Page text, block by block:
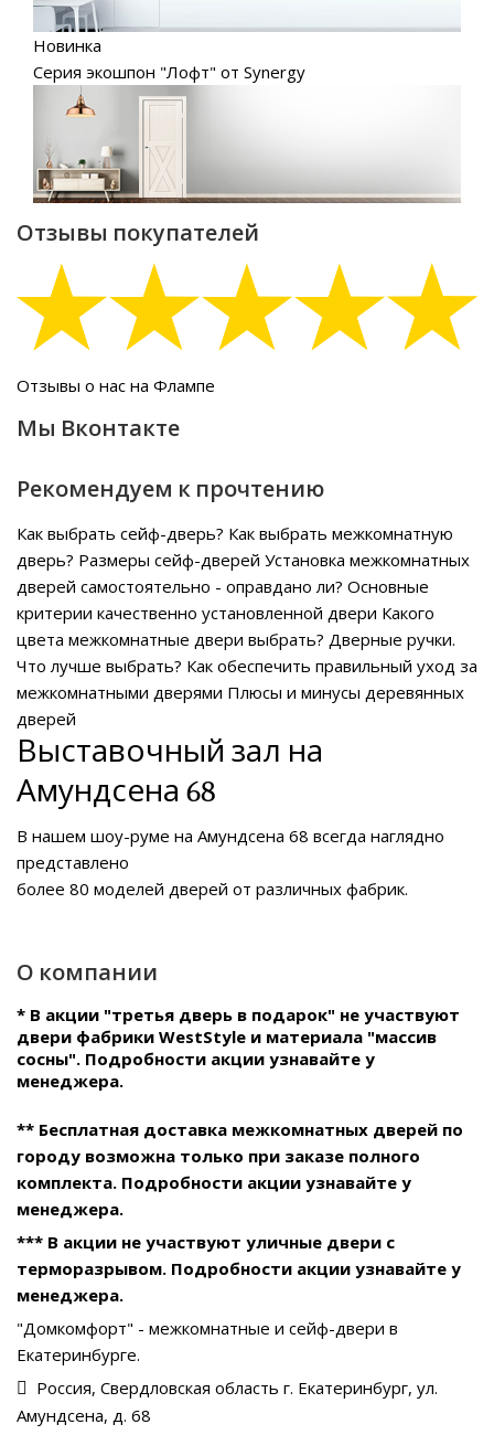
Новинка
Серия экошпон "Лофт" от Synergy
Отзывы покупателей
Отзывы о нас на Флампе
Мы Вконтакте
Рекомендуем к прочтению
Как выбрать сейф-дверь? Как выбрать межкомнатную
дверь? Размеры сейф-дверей Установка межкомнатных
дверей самостоятельно - оправдано ли? Основные
критерии качественно установленной двери Какого
цвета межкомнатные двери выбрать? Дверные ручки.
Что лучше выбрать? Как обеспечить правильный уход за
межкомнатными дверями Плюсы и минусы деревянных
дверей
Выставочный зал на
Амундсена 68
В нашем шоу-руме на Амундсена 68 всегда наглядно
представлено
более 80 моделей дверей от различных фабрик.
О компании
* В акции "третья дверь в подарок" не участвуют
двери фабрики WestStyle и материала "массив
сосны". Подробности акции узнавайте у
менеджера.
** Бесплатная доставка межкомнатных дверей по
городу возможна только при заказе полного
комплекта. Подробности акции узнавайте у
менеджера.
*** В акции не участвуют уличные двери с
терморазрывом. Подробности акции узнавайте у
менеджера.
"Домкомфорт" - межкомнатные и сейф-двери в
Екатеринбурге.
Россия, Свердловская область г. Екатеринбург, ул.
Амундсена, д. 68